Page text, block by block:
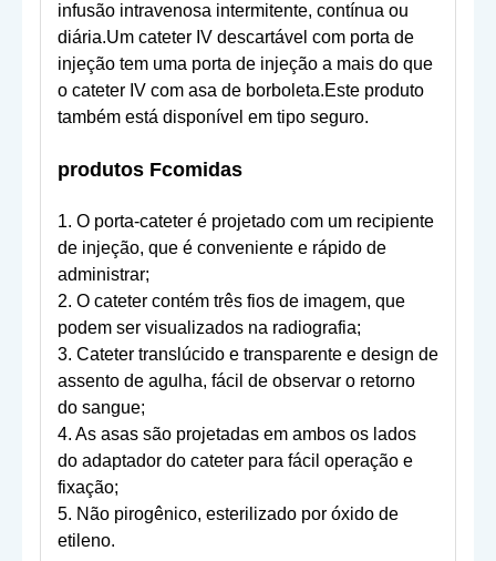
infusão intravenosa intermitente, contínua ou
diária.Um cateter IV descartável com porta de
injeção tem uma porta de injeção a mais do que
o cateter IV com asa de borboleta.Este produto
também está disponível em tipo seguro.
produtos Fcomidas
1. O porta-cateter é projetado com um recipiente
de injeção, que é conveniente e rápido de
administrar;
2. O cateter contém três fios de imagem, que
podem ser visualizados na radiografia;
3. Cateter translúcido e transparente e design de
assento de agulha, fácil de observar o retorno
do sangue;
4. As asas são projetadas em ambos os lados
do adaptador do cateter para fácil operação e
fixação;
5. Não pirogênico, esterilizado por óxido de
etileno.